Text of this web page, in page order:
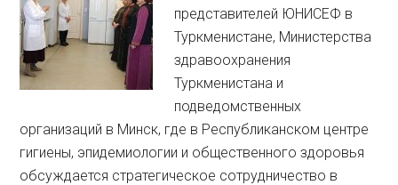
представителей ЮНИСЕФ в
Туркменистане, Министерства
здравоохранения
Туркменистана и
подведомственных
организаций в Минск, где в Республиканском центре
гигиены, эпидемиологии и общественного здоровья
обсуждается стратегическое сотрудничество в